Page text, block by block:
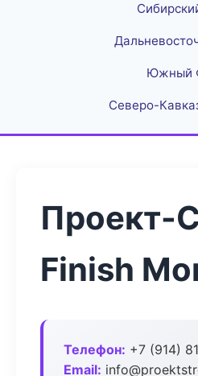
Южный
Северо-
Проект-
Finish
Телефон: +7 (914)
Email: